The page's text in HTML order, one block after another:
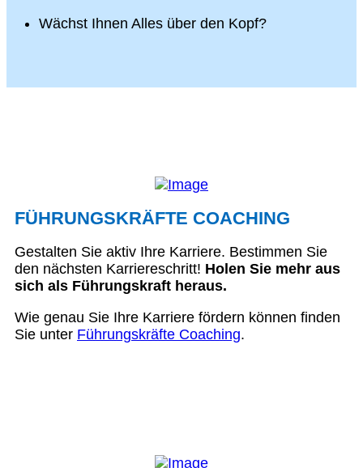
Wächst Ihnen Alles über den Kopf?
FÜHRUNGSKRÄFTE COACHING
Gestalten Sie aktiv Ihre Karriere. Bestimmen Sie
den nächsten Karriereschritt! Holen Sie mehr aus
sich als Führungskraft heraus.
Wie genau Sie Ihre Karriere fördern können finden
Sie unter Führungskräfte Coaching.